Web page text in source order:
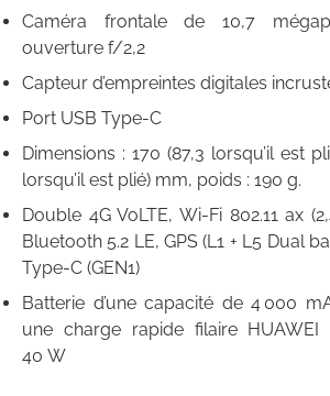
Caméra frontale de 10,7
ouverture f/2,2
Capteur d’empreintes digitales
Port USB Type-C
Dimensions : 170 (87,3 lorsqu’il est
lorsqu’il est plié) mm, poids : 190 g.
Double 4G VoLTE, Wi-Fi 802.11 ax
Bluetooth 5.2 LE, GPS (L1 + L5 Dual
Type-C (GEN1)
Batterie d’une capacité de 4 000
une charge rapide filaire HUAWEI
40 W